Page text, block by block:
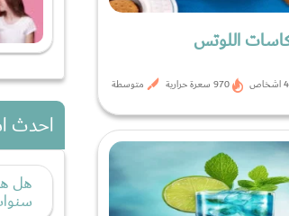
اللوتس
4 اشخاص 970 سعرة حرارية متوسطة
احدث